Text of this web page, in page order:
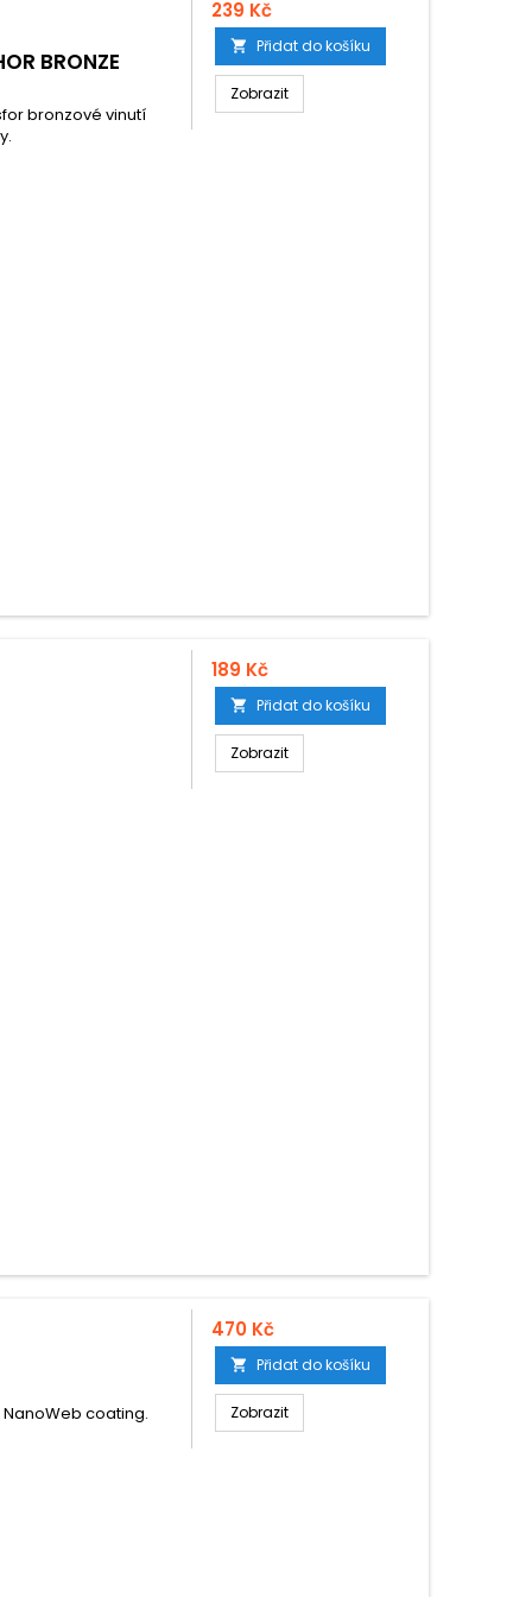
BRONZE
bronzové vinutí
239 Kč
 Přidat do košíku
Zobrazit
189 Kč
 Přidat do košíku
Zobrazit
NanoWeb coating.
470 Kč
 Přidat do košíku
Zobrazit